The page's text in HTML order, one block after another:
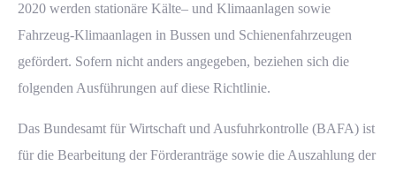
2020 werden stationäre Kälte– und Klimaanlagen sowie
Fahrzeug-Klimaanlagen in Bussen und Schienenfahrzeugen
gefördert. Sofern nicht anders angegeben, beziehen sich die
folgenden Ausführungen auf diese Richtlinie.
Das Bundesamt für Wirtschaft und Ausfuhrkontrolle (BAFA) ist
für die Bearbeitung der Förderanträge sowie die Auszahlung der